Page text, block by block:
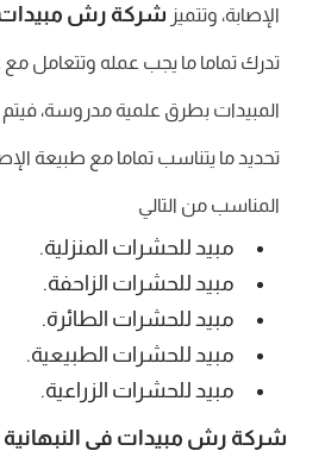
الإصابة، وتتميز شركة رش مبيدات
تدرك تماما ما يجب عمله وتتعامل
المبيدات بطرق علمية مدروسة،
تحديد ما يتناسب تماما مع طبيعة
المناسب من التالي
مبيد للحشرات المنزلية.
مبيد للحشرات الزاحفة.
مبيد للحشرات الطائرة.
مبيد للحشرات الطبيعية.
مبيد للحشرات الزراعية.
شركة رش مبيدات فى النبهانية